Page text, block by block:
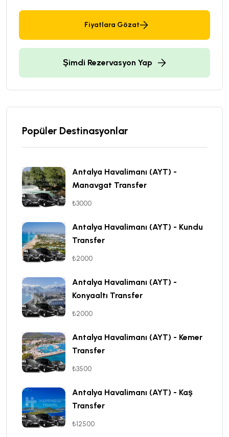
Fiyatlara Gözat
Şimdi Rezervasyon Yap
Popüler Destinasyonlar
Antalya Havalimanı (AYT) -
Manavgat Transfer
₺3000
Antalya Havalimanı (AYT) - Kundu
Transfer
₺2000
Antalya Havalimanı (AYT) -
Konyaaltı Transfer
₺2000
Antalya Havalimanı (AYT) - Kemer
Transfer
₺3500
Antalya Havalimanı (AYT) - Kaş
Transfer
₺12500